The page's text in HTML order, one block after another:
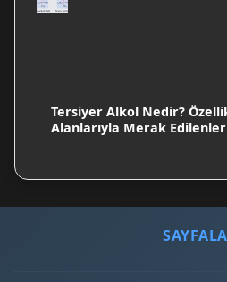
Tersiyer Alkol Nedir?
Alanlarıyla Merak Edilenler